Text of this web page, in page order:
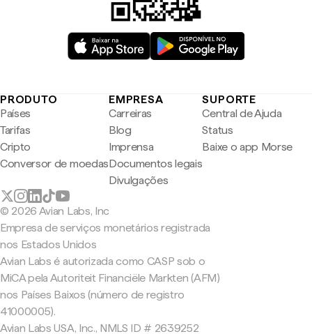
PRODUTO
Países
Tarifas
Cripto
Conversor de moedas
EMPRESA
Carreiras
Blog
Imprensa
Documentos legais
Divulgações
SUPORTE
Central de Ajuda
Status
Baixe o app Morse
© 2026 Avian Labs, Inc
Empresa de serviços monetários registrada
nos Estados Unidos
Avian Labs é autorizada como CASP sob o
MiCA pela Autoriteit Financiële Markten (AFM)
nos Países Baixos (número de registro
41000005).
Avian Labs USA, Inc., NMLS ID # 2639252